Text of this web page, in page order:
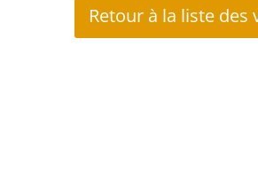
Retour à la liste des